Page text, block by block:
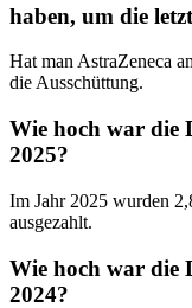
haben, um die
Hat man AstraZeneca
die Ausschüttung.
Wie hoch war die
2025?
Im Jahr 2025 wurden
ausgezahlt.
Wie hoch war die
2024?